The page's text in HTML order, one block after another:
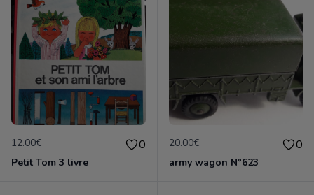
12.00€ 0
Petit Tom 3 livre
20.00€ 0
army wagon N°623